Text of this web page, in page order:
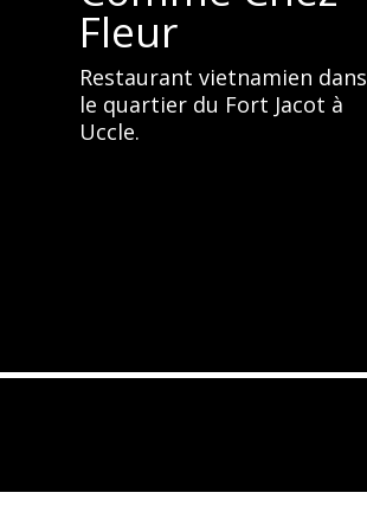
Fleur
Restaurant vietnamien dans
le quartier du Fort Jacot à
Uccle.